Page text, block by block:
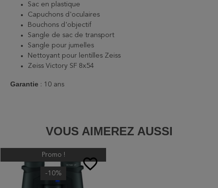
Sac en plastique
Capuchons d'oculaires
Bouchons d'objectif
Sangle de sac de transport
Sangle pour jumelles
Nettoyant pour lentilles Zeiss
Zeiss Victory SF 8x54
Garantie : 10 ans
VOUS AIMEREZ AUSSI
favorite_border
Promo !
-10%